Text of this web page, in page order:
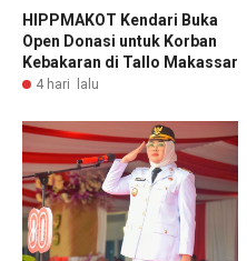
HIPPMAKOT Kendari Buka
Open Donasi untuk Korban
Kebakaran di Tallo Makassar
4 hari lalu